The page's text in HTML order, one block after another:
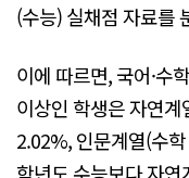
(수능) 실채점 자료를
이에 따르면, 국어·수
이상인 학생은 자연
2.02%, 인문계열(수
학년도 수능보다 자